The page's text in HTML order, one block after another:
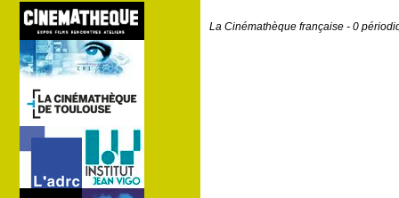
La Cinémathèque française - 0